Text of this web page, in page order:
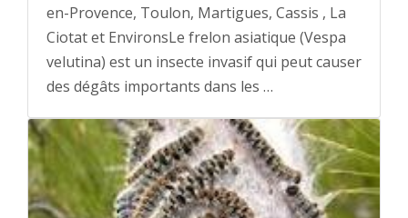
en-Provence, Toulon, Martigues, Cassis , La
Ciotat et EnvironsLe frelon asiatique (Vespa
velutina) est un insecte invasif qui peut causer
des dégâts importants dans les …